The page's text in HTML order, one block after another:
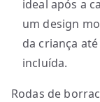
ideal após a
um design
da criança
incluída.
Rodas de